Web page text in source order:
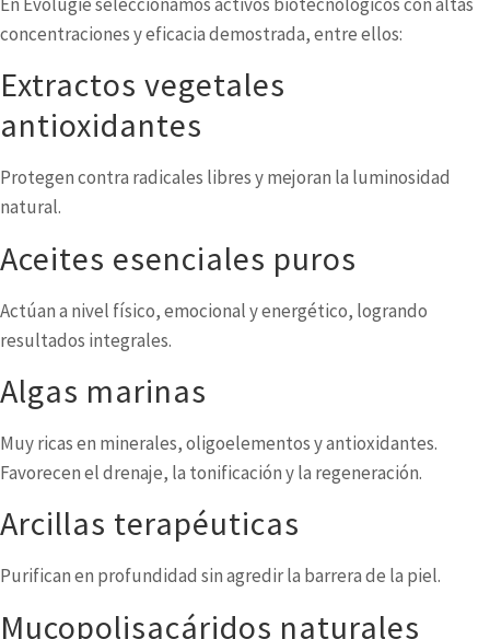
concentraciones y eficacia demostrada, entre ellos:
Extractos vegetales
antioxidantes
Protegen contra radicales libres y mejoran la luminosidad
natural.
Aceites esenciales puros
Actúan a nivel físico, emocional y energético, logrando
resultados integrales.
Algas marinas
Muy ricas en minerales, oligoelementos y antioxidantes.
Favorecen el drenaje, la tonificación y la regeneración.
Arcillas terapéuticas
Purifican en profundidad sin agredir la barrera de la piel.
Mucopolisacáridos naturales